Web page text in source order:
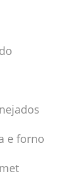
e forno